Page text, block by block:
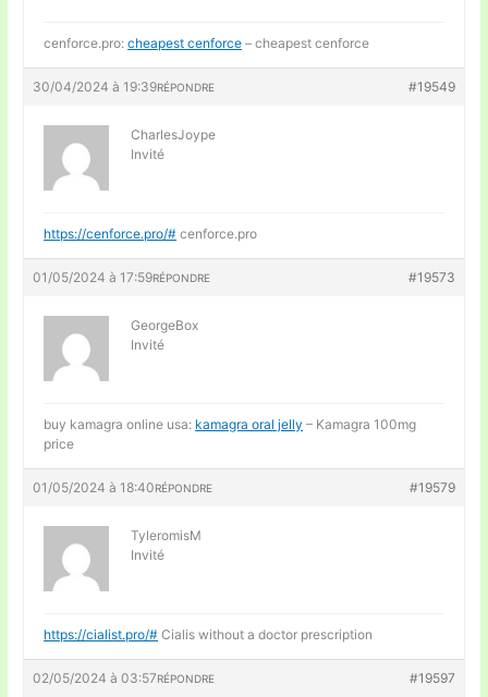
cenforce.pro:cheapest cenforce – cheapest cenforce
30/04/2024 à 19:39 #19549
RÉPONDRE
CharlesJoype
Invité
https://cenforce.pro/# cenforce.pro
01/05/2024 à 17:59 #19573
RÉPONDRE
GeorgeBox
Invité
buy kamagra online usa: kamagra oral jelly – Kamagra 100mg
price
01/05/2024 à 18:40 #19579
RÉPONDRE
TyleromisM
Invité
https://cialist.pro/# Cialis without a doctor prescription
02/05/2024 à 03:57 #19597
RÉPONDRE